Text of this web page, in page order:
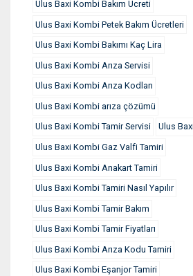
Ulus Baxi Kombi Bakım Ücreti
Ulus Baxi Kombi Petek Bakım Ücretleri
Ulus Baxi Kombi Bakımı Kaç Lira
Ulus Baxi Kombi Arıza Servisi
Ulus Baxi Kombi Arıza Kodları
Ulus Baxi Kombi arıza çözümü
Ulus Baxi Kombi Tamir Servisi
Ulus
Ulus Baxi Kombi Gaz Valfi Tamiri
Ulus Baxi Kombi Anakart Tamiri
Ulus Baxi Kombi Tamiri Nasıl Yapılır
Ulus Baxi Kombi Tamir Bakım
Ulus Baxi Kombi Tamir Fiyatları
Ulus Baxi Kombi Arıza Kodu Tamiri
Ulus Baxi Kombi Eşanjor Tamiri